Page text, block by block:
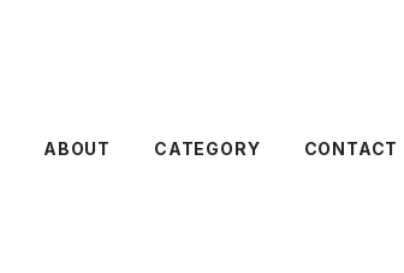
ABOUT CATEGORY CONTACT